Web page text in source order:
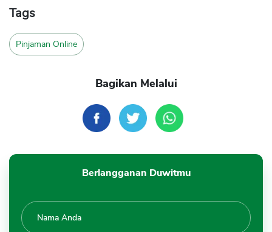
Tags
Pinjaman Online
Bagikan Melalui
Berlangganan Duwitmu